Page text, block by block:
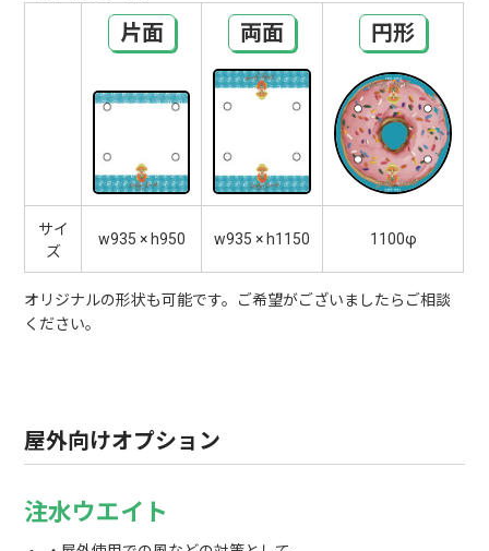
片面 両面 円形
サイ
ズ
w935 × h950 w935 × h1150 1100φ
オリジナルの形状も可能です。ご希望がございましたらご相談
ください。
屋外向けオプション
注水ウエイト